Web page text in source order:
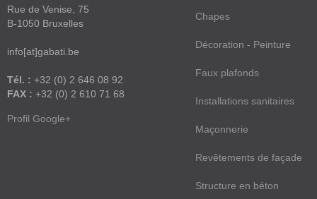
Rue de Venise, 75
B-1050 Bruxelles
info[at]gabati.be
Tél. : +32 (0) 2 646 08 92
FAX : +32 (0) 2 610 71 68
Profil Google+
Chapes
Décoration - Peinture
Faux plafonds
Installations sanitaires
Maçonnerie
Revêtements de façade
Structure en béton